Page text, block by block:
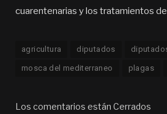
cuarentenarias y los tratamientos
agricultura diputados
mosca del mediterraneo plagas
Los comentarios están Cerrados